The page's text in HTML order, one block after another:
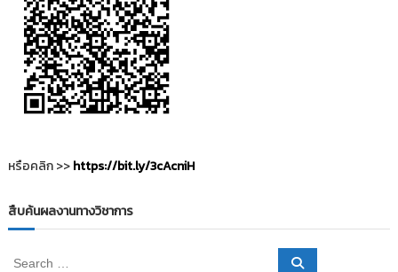
ค
ลั
ง
ข้
อ
มู
ง
น
วิ
หรือคลิก >>https://bit.ly/3cAcniH
สืบค้นผลงานทางวิชาการ
S